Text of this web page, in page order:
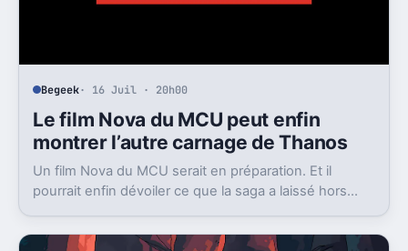
Begeek· 16 Juil · 20h00
Le film Nova du MCU peut enfin
montrer l’autre carnage de Thanos
Un film Nova du MCU serait en préparation. Et il
pourrait enfin dévoiler ce que la saga a laissé hors